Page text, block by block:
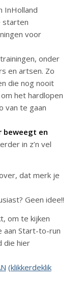
InHolland
starten
voor
onder
en artsen. Zo
die nog nooit
het hardlopen
van te gaan
beweegt en
in z’n vel
dat merk je
Geen idee!!
om te kijken
aan Start-to-run
die hier
(klikkerdeklik